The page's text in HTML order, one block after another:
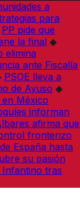
a
para
PP pide que
la final ◆
elimina
ante Fiscalía
PSOE lleva a
de Ayuso ◆
México
informan
afirma que
fronterizo
España hasta
su pasión
Infantino tras